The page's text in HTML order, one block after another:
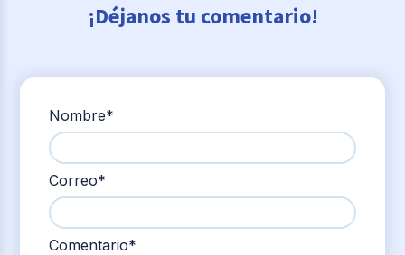
¡Déjanos tu comentario!
Nombre*
Correo*
Comentario*